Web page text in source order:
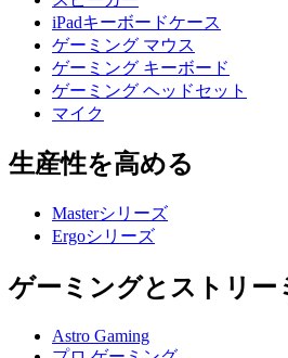
iPadキーボードケース
ゲーミング マウス
ゲーミング キーボード
ゲーミング ヘッドセット
マイク
生産性を高める
Masterシリーズ
Ergoシリーズ
ゲーミングとストリー
Astro Gaming